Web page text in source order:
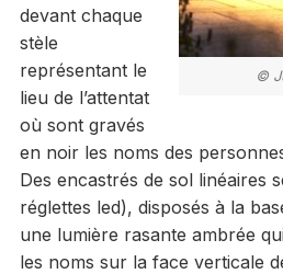
©
devant chaque
stèle
représentant le
lieu de l’attentat
où sont gravés
en noir les noms des
Des encastrés de sol linéaires
réglettes led), disposés à la
une lumière rasante ambrée
les noms sur la face verticale